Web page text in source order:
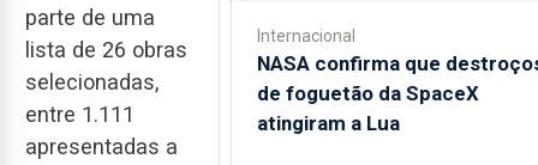
parte de uma
lista de 26 obras
selecionadas,
entre 1.111
apresentadas a
Internacional
NASA confirma que
de foguetão da SpaceX
atingiram a Lua